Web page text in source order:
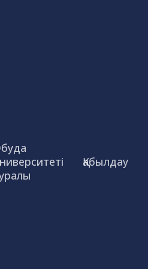
Қабылдау